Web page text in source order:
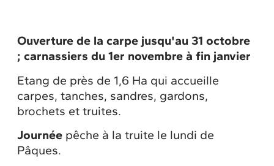
Ouverture de la carpe jusqu'au 31 octobre
; carnassiers du 1er novembre à fin janvier
Etang de près de 1,6 Ha qui accueille
carpes, tanches, sandres, gardons,
brochets et truites.
Journée pêche à la truite le lundi de
Pâques.